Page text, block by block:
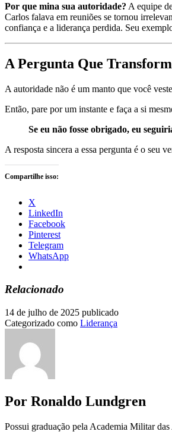
Por que mina sua autoridade? A equipe
Carlos falava em reuniões se tornou
confiança e a liderança perdida. Seu
A Pergunta Que
A autoridade não é um manto que você
Então, pare por um instante e faça a si
Se eu não fosse obrigado, eu
A resposta sincera a essa pergunta é o seu
Compartilhe isso:
X
LinkedIn
Facebook
Pinterest
Telegram
WhatsApp
Relacionado
14 de julho de 2025 publicado
Categorizado como Liderança
Por Ronaldo Lundgren
Possui graduação pela Academia Militar